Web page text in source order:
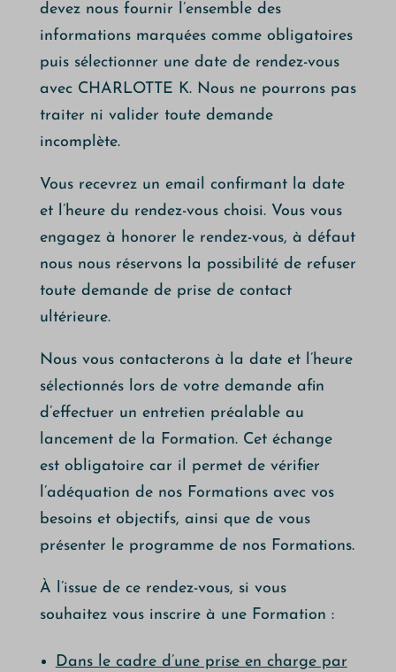
devez nous fournir l’ensemble des
informations marquées comme obligatoires
puis sélectionner une date de rendez-vous
avec CHARLOTTE K. Nous ne pourrons pas
traiter ni valider toute demande
incomplète.
Vous recevrez un email confirmant la date
et l’heure du rendez-vous choisi. Vous vous
engagez à honorer le rendez-vous, à défaut
nous nous réservons la possibilité de refuser
toute demande de prise de contact
ultérieure.
Nous vous contacterons à la date et l’heure
sélectionnés lors de votre demande afin
d’effectuer un entretien préalable au
lancement de la Formation. Cet échange
est obligatoire car il permet de vérifier
l’adéquation de nos Formations avec vos
besoins et objectifs, ainsi que de vous
présenter le programme de nos Formations.
À l’issue de ce rendez-vous, si vous
souhaitez vous inscrire à une Formation :
Dans le cadre d’une prise en charge par